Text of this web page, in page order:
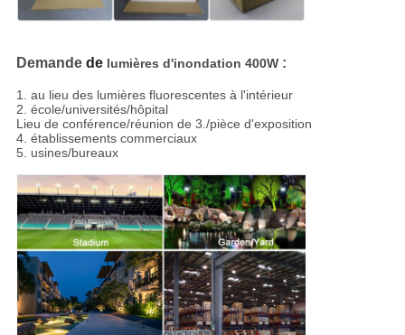
Demande de lumières d'inondation 400W :
1. au lieu des lumières fluorescentes à l'intérieur
2. école/universités/hôpital
Lieu de conférence/réunion de 3./pièce d'exposition
4. établissements commerciaux
5. usines/bureaux